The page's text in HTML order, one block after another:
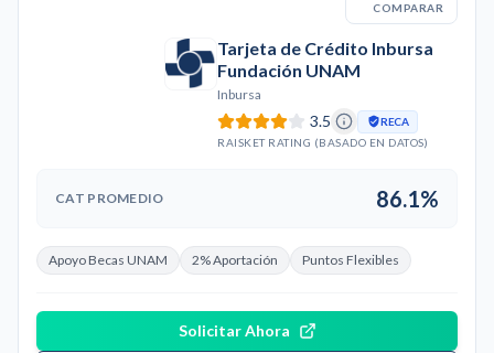
COMPARAR
Tarjeta de Crédito Inbursa
Fundación UNAM
Inbursa
3.5
RECA
RAISKET RATING (BASADO EN DATOS)
CAT PROMEDIO 86.1%
Apoyo Becas UNAM 2% Aportación Puntos Flexibles
Solicitar Ahora